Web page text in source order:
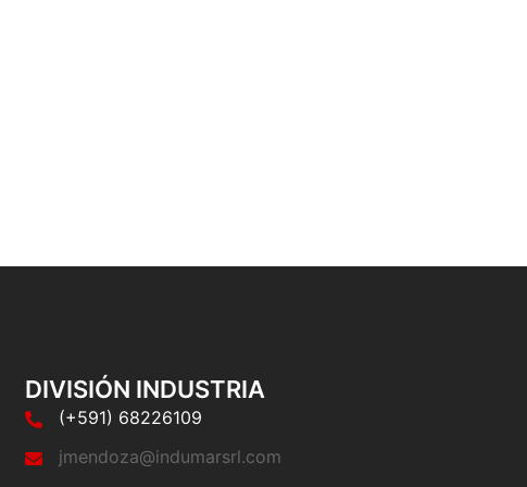
DIVISIÓN INDUSTRIA
(+591) 68226109
jmendoza@indumarsrl.com